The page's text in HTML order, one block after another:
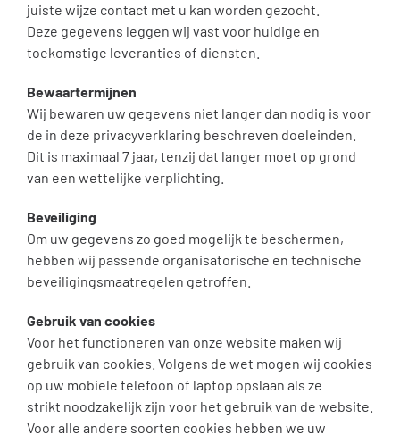
juiste wijze contact met u kan worden gezocht.
Deze gegevens leggen wij vast voor huidige en
toekomstige leveranties of diensten.
Bewaartermijnen
Wij bewaren uw gegevens niet langer dan nodig is voor
de in deze privacyverklaring beschreven doeleinden.
Dit is maximaal 7 jaar, tenzij dat langer moet op grond
van een wettelijke verplichting.
Beveiliging
Om uw gegevens zo goed mogelijk te beschermen,
hebben wij passende organisatorische en technische
beveiligingsmaatregelen getroffen.
Gebruik van cookies
Voor het functioneren van onze website maken wij
gebruik van cookies. Volgens de wet mogen wij cookies
op uw mobiele telefoon of laptop opslaan als ze
strikt noodzakelijk zijn voor het gebruik van de website.
Voor alle andere soorten cookies hebben we uw